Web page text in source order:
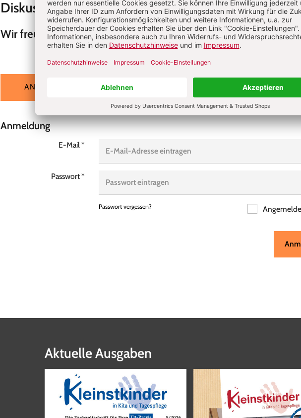
Diskussion
Wir freuen uns über Ihren Kommentar
ANGEMELDET KOMMENTIEREN ALS GAST KOMMENTIEREN
Anmeldung
E-Mail*
Passwort*
Passwort vergessen?
Aktuelle Ausgaben